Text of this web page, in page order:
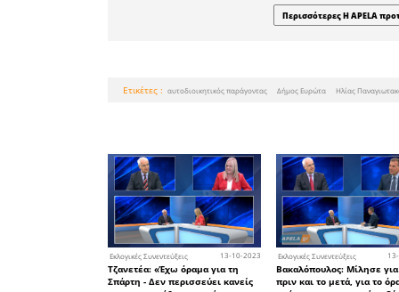
εκλογές
• την «
την νέα